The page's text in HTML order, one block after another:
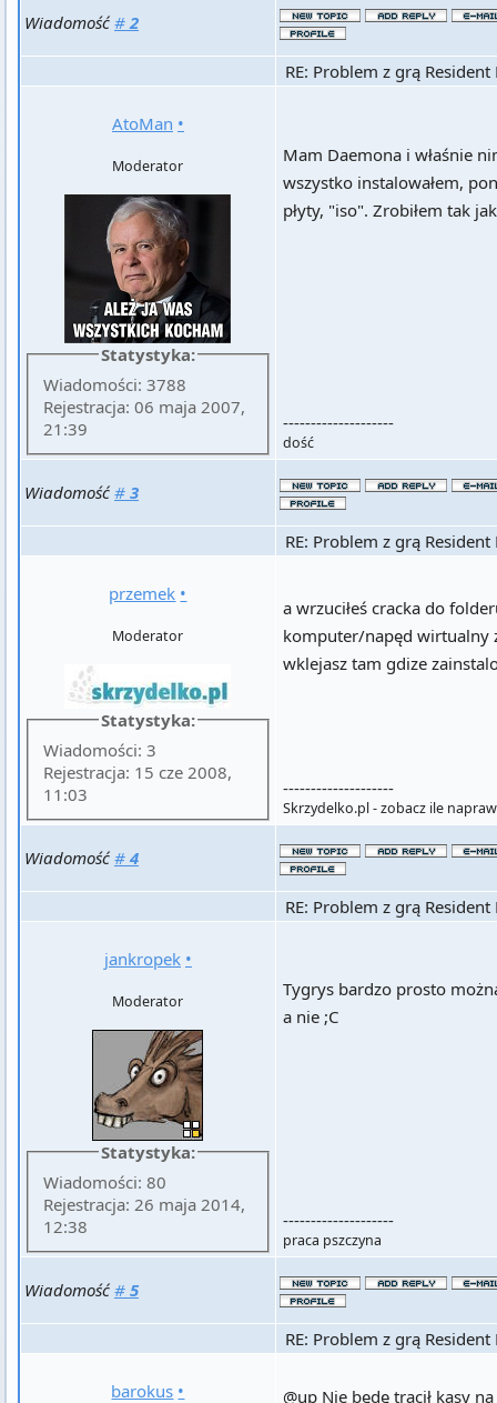
Wiadomość # 2
RE: Problem z grą Resident
AtoMan •
Moderator
Statystyka:
Wiadomości: 3788
Rejestracja: 06 maja 2007,
21:39
Mam Daemona i właśnie
wszystko instalowałem,
płyty, "iso". Zrobiłem tak
--------------------
dość
Wiadomość # 3
RE: Problem z grą Resident
przemek •
Moderator
Statystyka:
Wiadomości: 3
Rejestracja: 15 cze 2008,
11:03
a wrzuciłeś cracka do
komputer/napęd wirtualny
wklejasz tam gdize
--------------------
Skrzydelko.pl - zobacz ile
Wiadomość # 4
RE: Problem z grą Resident
jankropek •
Moderator
Statystyka:
Wiadomości: 80
Rejestracja: 26 maja 2014,
12:38
Tygrys bardzo prosto
a nie ;C
--------------------
praca pszczyna
Wiadomość # 5
RE: Problem z grą Resident
barokus •
@up Nie będę tracił kasy